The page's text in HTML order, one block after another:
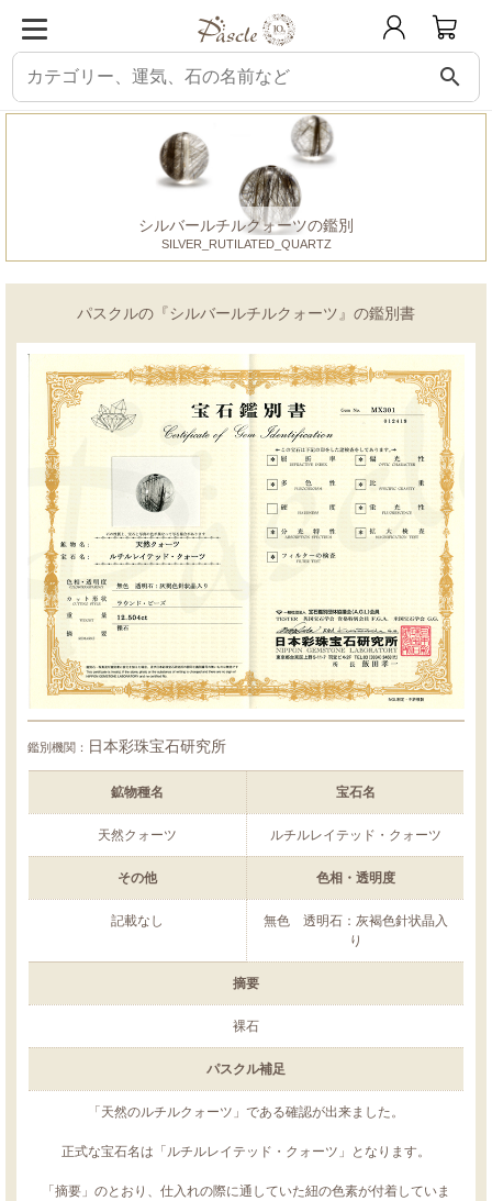
search
パスクル 鑑別書 シルバールチルクォーツ
シルバールチルクォーツの鑑別
SILVER_RUTILATED_QUARTZ
パスクルの『シルバールチルクォーツ』の鑑別書
鑑別機関： 日本彩珠宝石研究所
鉱物種名 宝石名
天然クォーツ ルチルレイテッド・クォーツ
その他 色相・透明度
記載なし
無色 透明石：灰褐色針状晶入
り
摘要
裸石
パスクル補足
「天然のルチルクォーツ」である確認が出来ました。
正式な宝石名は「ルチルレイテッド・クォーツ」となります。
「摘要」のとおり、仕入れの際に通していた紐の色素が付着していま